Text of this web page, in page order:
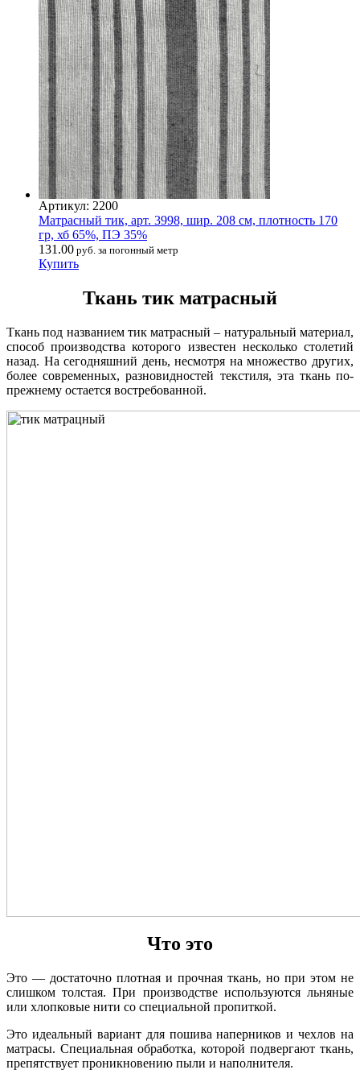
Артикул: 2200
Матрасный тик, арт. 3998, шир. 208 см, плотность 170
гр, хб 65%, ПЭ 35%
131.00 руб. за погонный метр
Купить
Ткань тик матрасный
Ткань под названием тик матрасный – натуральный материал,
способ производства которого известен несколько столетий
назад. На сегодняшний день, несмотря на множество других,
более современных, разновидностей текстиля, эта ткань по-
прежнему остается востребованной.
Что это
Это — достаточно плотная и прочная ткань, но при этом не
слишком толстая. При производстве используются льняные
или хлопковые нити со специальной пропиткой.
Это идеальный вариант для пошива наперников и чехлов на
матрасы. Специальная обработка, которой подвергают ткань,
препятствует проникновению пыли и наполнителя.